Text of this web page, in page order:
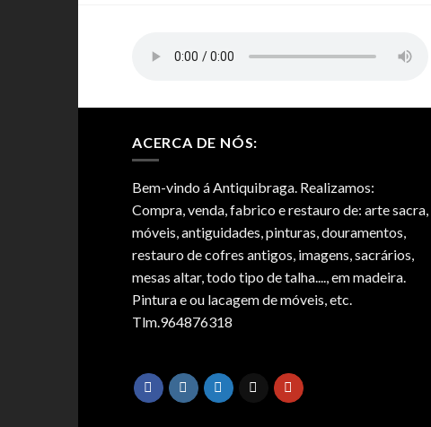
ACERCA DE NÓS:
Bem-vindo á Antiquibraga. Realizamos:
Compra, venda, fabrico e restauro de: arte sacra,
móveis, antiguidades, pinturas, douramentos,
restauro de cofres antigos, imagens, sacrários,
mesas altar, todo tipo de talha...., em madeira.
Pintura e ou lacagem de móveis, etc.
Tlm.964876318